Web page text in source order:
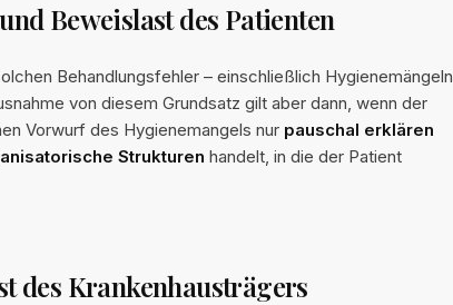
Beweislast des Patienten
Behandlungsfehler – einschließlich Hygienemängeln
von diesem Grundsatz gilt aber dann, wenn der
Vorwurf des Hygienemangels nur pauschal erklären
Strukturen handelt, in die der Patient
des Krankenhausträgers